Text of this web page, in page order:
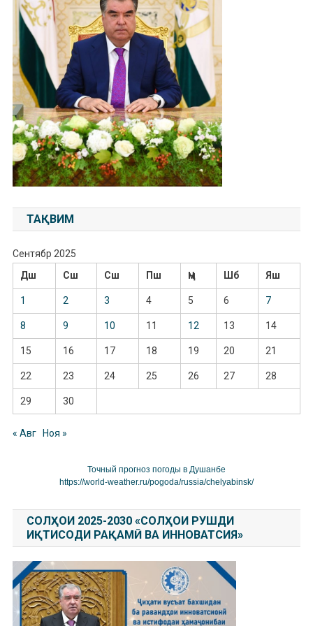
ТАҚВИМ
Сентябр 2025
Дш
Сш Сш Пш Ҷм Шб Яш
1 2 3 4 5 6 7
8 9 10 11 12 13 14
15 16 17 18 19 20 21
22 23 24 25 26 27 28
29 30
« Авг Ноя »
Точный прогноз погоды в Душанбе
https://world-weather.ru/pogoda/russia/chelyabinsk/
СОЛҲОИ 2025-2030 «СОЛҲОИ РУШДИ
ИҚТИСОДИ РАҚАМӢ ВА ИННОВАТСИЯ»